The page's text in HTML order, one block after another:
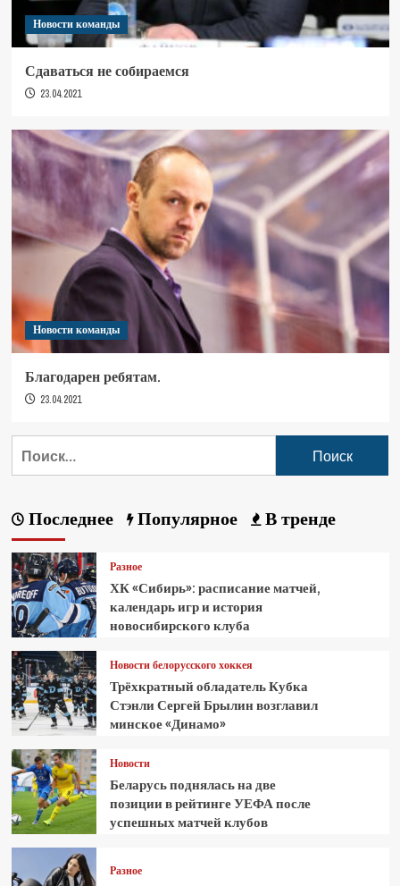
Новости команды
Сдаваться не собираемся
23.04.2021
Новости команды
Благодарен ребятам.
23.04.2021
Последнее Популярное В тренде
Разное
ХК «Сибирь»: расписание матчей,
календарь игр и история
новосибирского клуба
Новости белорусского хоккея
Трёхкратный обладатель Кубка
Стэнли Сергей Брылин возглавил
минское «Динамо»
Новости
Беларусь поднялась на две
позиции в рейтинге УЕФА после
успешных матчей клубов
Разное